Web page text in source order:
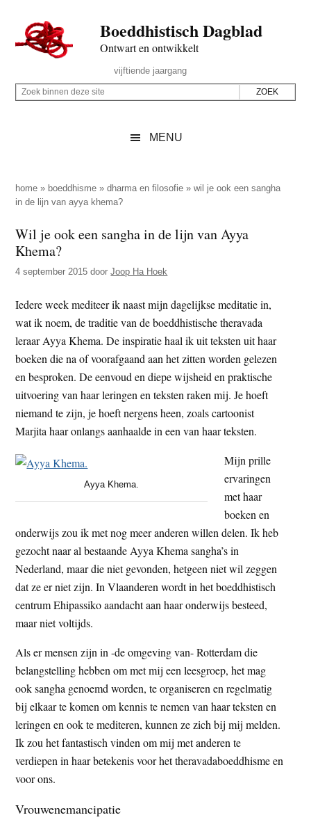
naar
de
inhoud
secondary
naar
de
sidebar
naar
de
Boeddhistisch Dagblad
Ontwart en ontwikkelt
Rechts
vijftiende jaargang
Z
p
d
e
z
e
i
t
e
Z
i
n
e
n
d
z
e
s
i
t
e
MENU
home » boeddhisme »dharma en filosofie »wil je ook een sangha
in de lijn van ayya khema?
Wil je ook een sangha in de lijn van Ayya
Khema?
4 september 2015 doorJoop Ha Hoek
Iedere week mediteer ik naast mijn dagelijkse meditatie in,
wat ik noem, de traditie van de boeddhistische theravada
leraar Ayya Khema. De inspiratie haal ik uit teksten uit haar
boeken die na of voorafgaand aan het zitten worden gelezen
en besproken. De eenvoud en diepe wijsheid en praktische
uitvoering van haar leringen en teksten raken mij. Je hoeft
niemand te zijn, je hoeft nergens heen, zoals cartoonist
Marjita haar onlangs aanhaalde in een van haar teksten.
Ayya Khema.
Mijn prille
ervaringen
met haar
boeken en
onderwijs zou ik met nog meer anderen willen delen. Ik heb
gezocht naar al bestaande Ayya Khema sangha’s in
Nederland, maar die niet gevonden, hetgeen niet wil zeggen
dat ze er niet zijn. In Vlaanderen wordt in het boeddhistisch
centrum Ehipassiko aandacht aan haar onderwijs besteed,
maar niet voltijds.
Als er mensen zijn in -de omgeving van- Rotterdam die
belangstelling hebben om met mij een leesgroep, het mag
ook sangha genoemd worden, te organiseren en regelmatig
bij elkaar te komen om kennis te nemen van haar teksten en
leringen en ook te mediteren, kunnen ze zich bij mij melden.
Ik zou het fantastisch vinden om mij met anderen te
verdiepen in haar betekenis voor het theravadaboeddhisme en
voor ons.
Vrouwenemancipatie